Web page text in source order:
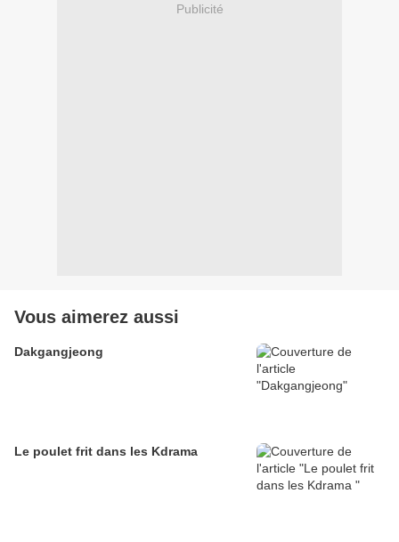
Publicité
Vous aimerez aussi
Dakgangjeong
Le poulet frit dans les Kdrama